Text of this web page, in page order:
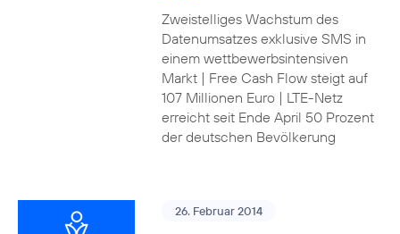
Zweistelliges Wachstum des
Datenumsatzes exklusive SMS in
einem wettbewerbsintensiven
Markt | Free Cash Flow steigt auf
107 Millionen Euro | LTE-Netz
erreicht seit Ende April 50 Prozent
der deutschen Bevölkerung
26. Februar 2014